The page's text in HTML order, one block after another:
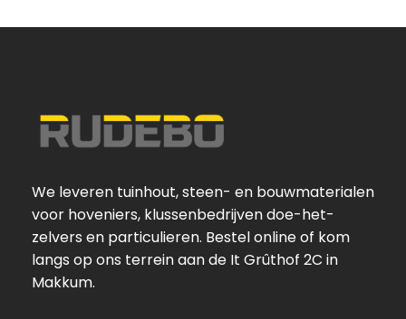
We leveren tuinhout, steen- en bouwmaterialen
voor hoveniers, klussenbedrijven doe-het-
zelvers en particulieren. Bestel online of kom
langs op ons terrein aan de It Grûthof 2C in
Makkum.